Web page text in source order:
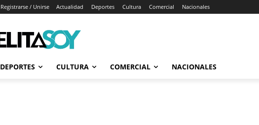
Registrarse / Unirse Actualidad Deportes Cultura Comercial Nacionales
DEPORTES CULTURA COMERCIAL NACIONALES